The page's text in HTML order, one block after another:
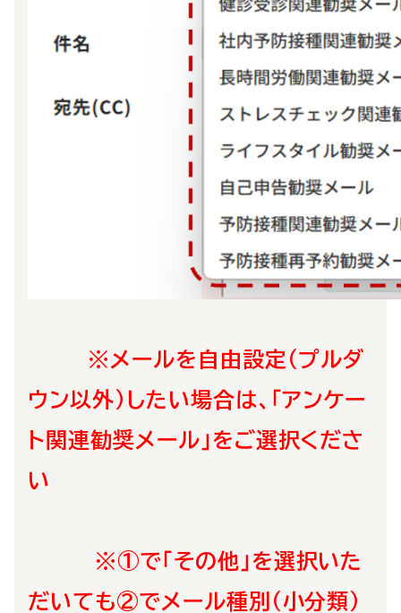
※メールを自由設定（プルダ
ウン以外）したい場合は、「アンケー
ト関連勧奨メール」をご選択くださ
い
※①で「その他」を選択いた
だいても②でメール種別（小分類）